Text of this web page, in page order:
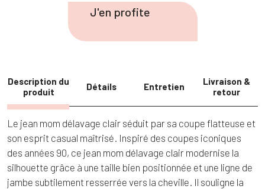
J'en profite
Description du
produit
Détails Entretien
Livraison &
retour
Le jean mom délavage clair séduit par sa coupe flatteuse et
son esprit casual maîtrisé. Inspiré des coupes iconiques
des années 90, ce jean mom délavage clair modernise la
silhouette grâce à une taille bien positionnée et une ligne de
jambe subtilement resserrée vers la cheville. Il souligne la